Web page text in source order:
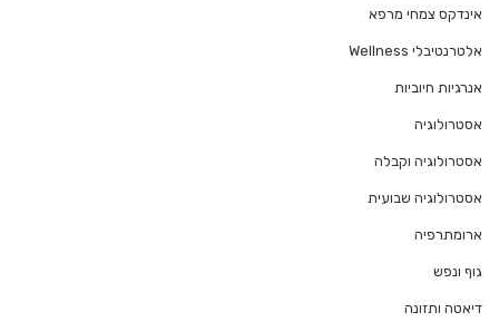
אינדקס צמחי מרפא
אלטרנטיבלי Wellness
אנרגיות חיוביות
אסטרולוגיה
אסטרולוגיה וקבלה
אסטרולוגיה שבועית
ארומתרפיה
גוף ונפש
דיאטה ותזונה